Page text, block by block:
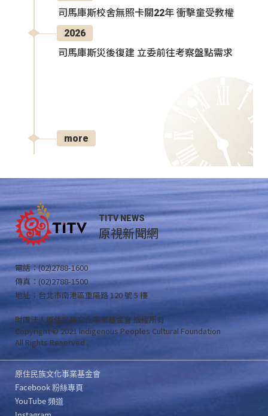
司馬庫斯校舍無照卡關22年 衝擊童受教權
2026
司馬庫斯災後復建 立委前往考察盤點需求
more
TITV NEWS
原視新聞網
電話：(02)2788-1600
傳真：(02)2788-1500
地址：台北市南港區重陽路 120 號 5 樓
財團法人原住民族文化事業基金會 版權所有
Copyright © 2021 Indigenous Peoples Cultural Foundation
All Rights Reserved .
原住民族文化事業基金會
Facebook 粉絲專頁
YouTube 頻道